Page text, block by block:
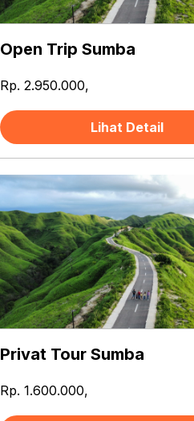
Open Trip Sumba
Rp. 2.950.000,
Lihat Detail
Privat Tour Sumba
Rp. 1.600.000,